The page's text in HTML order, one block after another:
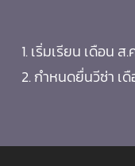
1. เริ่มเรียน เดือน ส
2. กำหนดยื่นวีซ่า เ